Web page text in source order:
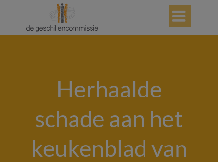

Herhaalde
schade aan het
keukenblad van